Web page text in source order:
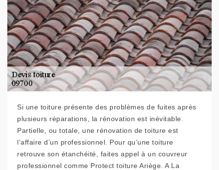
Si une toiture présente des problèmes de fuites après
plusieurs réparations, la rénovation est inévitable.
Partielle, ou totale, une rénovation de toiture est
l’affaire d’un professionnel. Pour qu’une toiture
retrouve son étanchéité, faites appel à un couvreur
professionnel comme Protect toiture Ariège. A La